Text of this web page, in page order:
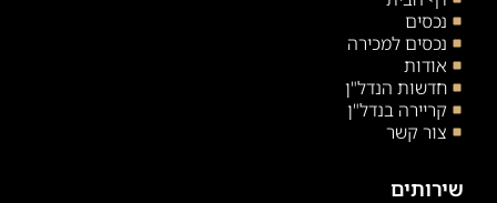
נכסים
נכסים למכירה
אודות
חדשות הנדל"ן
קריירה בנדל"ן
צור קשר
שירותים